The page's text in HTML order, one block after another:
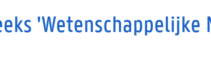
'Wetenschappelijke